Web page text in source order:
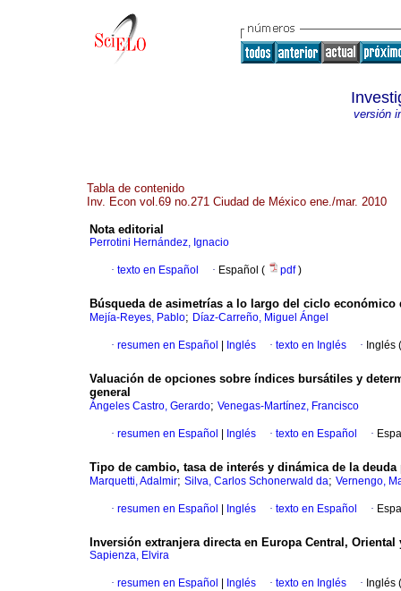
versión
Tabla de contenido
Inv. Econ vol.69 no.271 Ciudad de México ene./mar. 2010
Nota editorial
Perrotini Hernández, Ignacio
· texto en Español · Español ( pdf)
Búsqueda de asimetrías a lo largo del ciclo económico
Mejía-Reyes, Pablo; Díaz-Carreño, Miguel Ángel
· resumen en Español Inglés · texto en Inglés · Inglés
Valuación de opciones sobre índices bursátiles y
general
Ángeles Castro, Gerardo; Venegas-Martínez, Francisco
· resumen en Español Inglés · texto en Español ·
Tipo de cambio, tasa de interés y dinámica de la
Marquetti, Adalmir; Silva, Carlos Schonerwald da; Vernengo,
· resumen en Español Inglés · texto en Español ·
Inversión extranjera directa en Europa Central, Oriental
Sapienza, Elvira
· resumen en Español Inglés · texto en Inglés · Inglés